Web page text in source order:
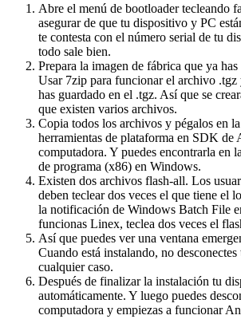
Abre el menú de bootloader tecleando
asegurar de que tu dispositivo y PC
te contesta con el número serial de tu
todo sale bien.
Prepara la imagen de fábrica que ya has
Usar 7zip para funcionar el archivo
has guardado en el .tgz. Así que se
que existen varios archivos.
Copia todos los archivos y pégalos en
herramientas de plataforma en SDK de
computadora. Y puedes encontrarla en
de programa (x86) en Windows.
Existen dos archivos flash-all. Los
deben teclear dos veces el que tiene el
la notificación de Windows Batch File
funcionas Linex, teclea dos veces el
Así que puedes ver una ventana
Cuando está instalando, no
cualquier caso.
Después de finalizar la instalación tu
automáticamente. Y luego puedes
computadora y empiezas a funcionar